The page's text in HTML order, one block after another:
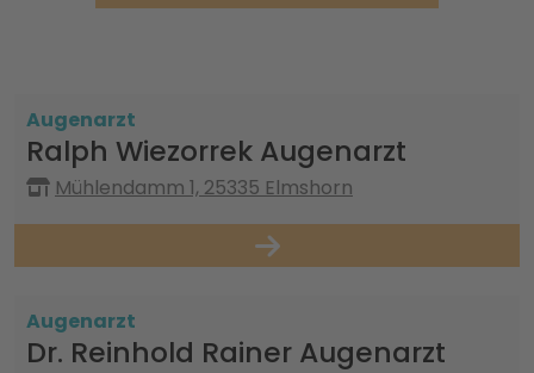
Augenarzt
Ralph Wiezorrek Augenarzt
Mühlendamm 1, 25335 Elmshorn
Augenarzt
Dr. Reinhold Rainer Augenarzt